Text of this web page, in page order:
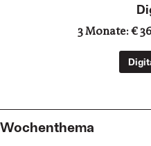
3 Monate: €
Wochenthema